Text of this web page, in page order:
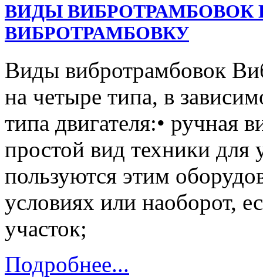
ВИДЫ ВИБРОТРАМБОВОК
ВИБРОТРАМБОВКУ
Виды вибротрамбовок
на четыре типа, в
типа двигателя:• ручная
простой вид техники для
пользуются этим
условиях или наоборот,
участок;
Подробнее...